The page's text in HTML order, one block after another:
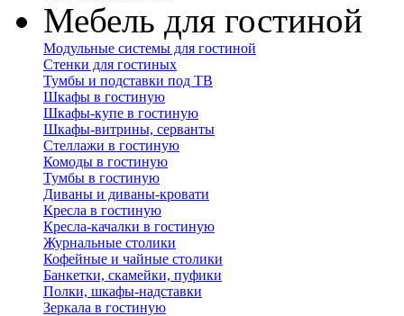
Мебель для гостиной
Модульные системы для гостиной
Стенки для гостиных
Тумбы и подставки под ТВ
Шкафы в гостиную
Шкафы-купе в гостиную
Шкафы-витрины, серванты
Стеллажи в гостиную
Комоды в гостиную
Тумбы в гостиную
Диваны и диваны-кровати
Кресла в гостиную
Кресла-качалки в гостиную
Журнальные столики
Кофейные и чайные столики
Банкетки, скамейки, пуфики
Полки, шкафы-надставки
Зеркала в гостиную